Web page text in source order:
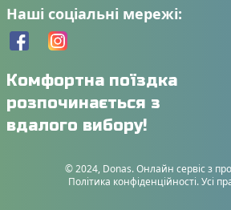
Наші соціальні мережі:
Комфортна поїздка
розпочинається з
вдалого вибору!
© 2024, Donas. Онлайн сервіс з
Політика конфіденційності. Усі